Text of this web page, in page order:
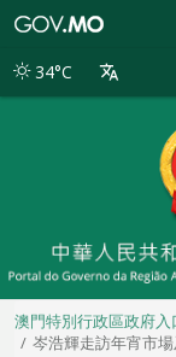
別
34°C
澳門特別行政區政府入
岑浩輝走訪年宵市